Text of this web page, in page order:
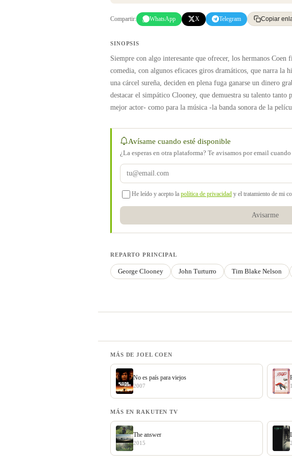
Compartir: WhatsApp X Telegram Copiar
SINOPSIS
Siempre con algo interesante que ofrecer, los hermanos
comedia, con algunos eficaces giros dramáticos, que narra la
una cárcel sureña, deciden en plena fuga ganarse un dinero
destacar el simpático Clooney, que demuestra su talento
mejor actor- como para la música -la banda sonora de la
Avísame cuando esté disponible
¿La esperas en otra plataforma? Te avisamos por email
He leído y acepto la política de privacidad y el tratamiento de mi
Avisarme
REPARTO PRINCIPAL
George Clooney John Turturro Tim Blake Nelson
MÁS DE JOEL COEN
No es país para viejos
2007
MÁS EN RAKUTEN TV
The answer
2015